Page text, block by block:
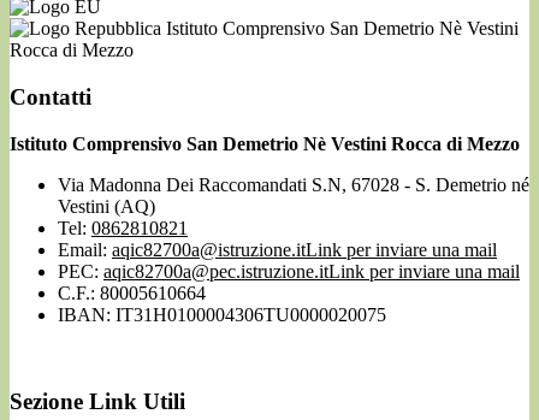
Istituto Comprensivo San Demetrio Nè Vestini
Rocca di Mezzo
Contatti
Istituto Comprensivo San Demetrio Nè Vestini Rocca di Mezzo
Via Madonna Dei Raccomandati S.N, 67028 - S. Demetrio né
Vestini (AQ)
Tel: 0862810821
Email: aqic82700a@istruzione.itLink per inviare una mail
PEC: aqic82700a@pec.istruzione.itLink per inviare una mail
C.F.: 80005610664
IBAN: IT31H0100004306TU0000020075
Sezione Link Utili